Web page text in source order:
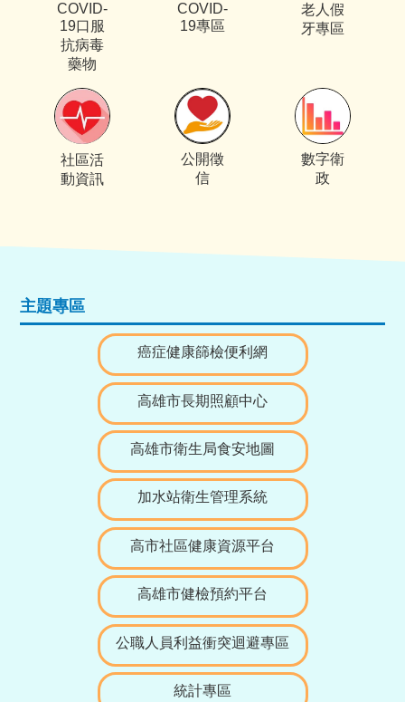
COVID-
19口服
抗病毒
藥物
COVID-
19專區
老人假
牙專區
社區活
動資訊
公開徵
信
數字衛
政
主題專區
癌症健康篩檢便利網
高雄市長期照顧中心
高雄市衛生局食安地圖
加水站衛生管理系統
高市社區健康資源平台
高雄市健檢預約平台
公職人員利益衝突迴避專區
統計專區